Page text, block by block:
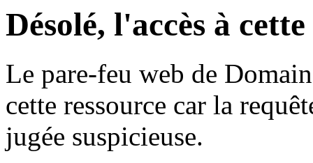
Désolé, l'accès à
Le pare-feu web de
cette ressource car la
jugée suspicieuse.